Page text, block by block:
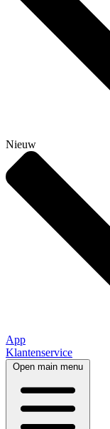
Nieuw
App
Klantenservice
Open main menu